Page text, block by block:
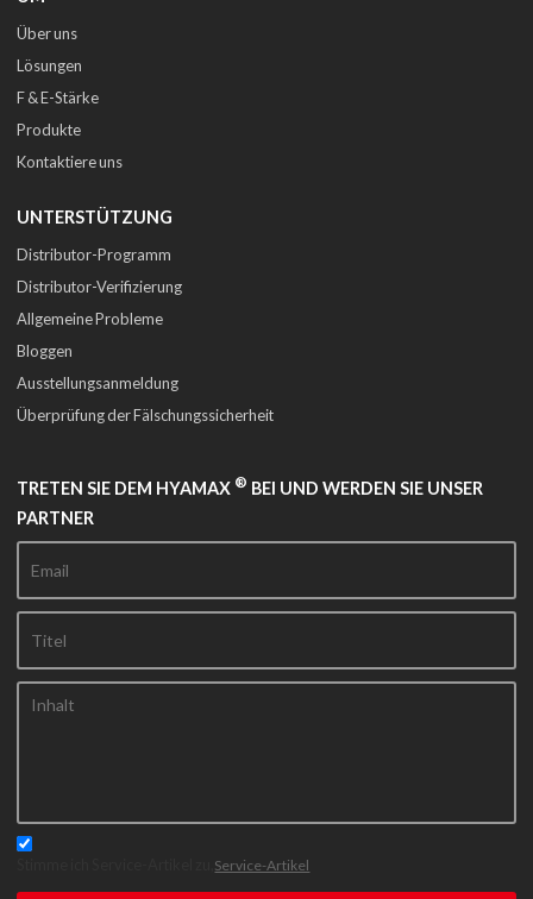
Über uns
Lösungen
F & E-Stärke
Produkte
Kontaktiere uns
UNTERSTÜTZUNG
Distributor-Programm
Distributor-Verifizierung
Allgemeine Probleme
Bloggen
Ausstellungsanmeldung
Überprüfung der Fälschungssicherheit
TRETEN SIE DEM HYAMAX ® BEI UND WERDEN SIE UNSER
PARTNER
Service-Artikel